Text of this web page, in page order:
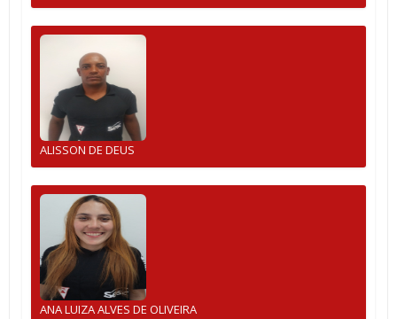
ALISSON DE DEUS
ANA LUIZA ALVES DE OLIVEIRA